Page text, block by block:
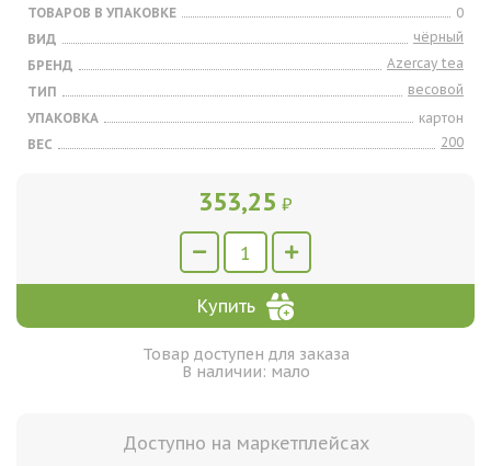
ТОВАРОВ В УПАКОВКЕ
0
ВИД
чёрный
БРЕНД
Azercay tea
ТИП
весовой
УПАКОВКА
картон
ВЕС
200
353,25 ₽
Купить
Товар доступен для заказа
В наличии: мало
Доступно на маркетплейсах